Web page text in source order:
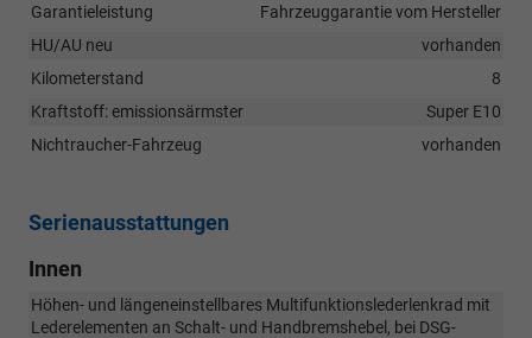
Garantieleistung
Fahrzeuggarantie vom Hersteller
HU/AU neu
vorhanden
Kilometerstand
8
Kraftstoff: emissionsärmster
Super E10
Nichtraucher-Fahrzeug
vorhanden
Serienausstattungen
Innen
Höhen- und längeneinstellbares Multifunktionslederlenkrad mit
Lederelementen an Schalt- und Handbremshebel, bei DSG-